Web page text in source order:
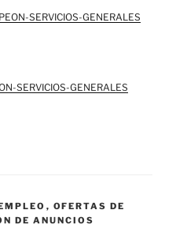
SERVICIOS-GENERALES
SERVICIOS-GENERALES
, OFERTAS DE
DE ANUNCIOS